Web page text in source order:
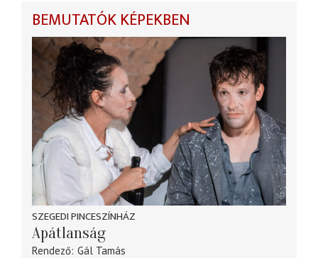
BEMUTATÓK KÉPEKBEN
SZEGEDI PINCESZÍNHÁZ
Apátlanság
Rendező Gál Tamás